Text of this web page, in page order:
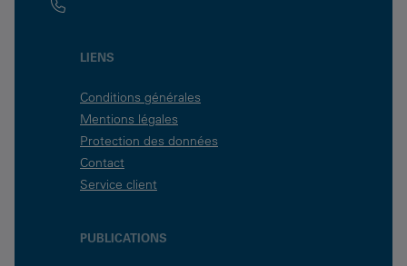
LIENS
Conditions générales
Mentions légales
Protection des données
Contact
Service client
PUBLICATIONS